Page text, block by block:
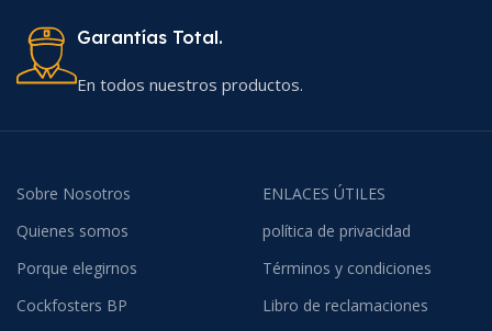
Garantías Total.
En todos nuestros productos.
Sobre Nosotros
Quienes somos
Porque elegirnos
Cockfosters BP
ENLACES ÚTILES
política de privacidad
Términos y condiciones
Libro de reclamaciones